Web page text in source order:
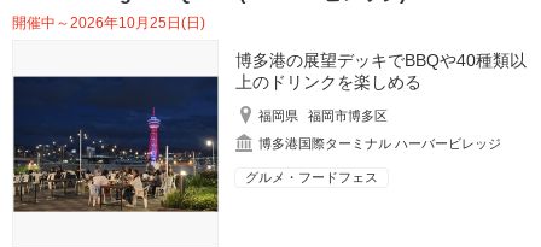
開催中～2026年10月25日(日)
博多港の展望デッキでBBQや40種類以
上のドリンクを楽しめる
福岡県
福岡市博多区
博多港国際ターミナル ハーバービレッジ
グルメ・フードフェス